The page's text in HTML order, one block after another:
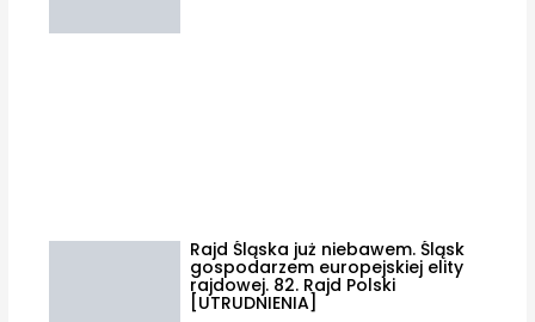
Rajd Śląska już niebawem. Śląsk
gospodarzem europejskiej elity
rajdowej. 82. Rajd Polski
[UTRUDNIENIA]